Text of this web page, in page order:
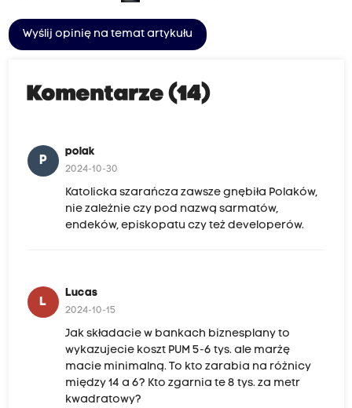
Wyślij opinię na temat artykułu
Komentarze (14)
P
polak
2024-10-30
Katolicka szarańcza zawsze gnębiła Polaków,
nie zależnie czy pod nazwą sarmatów,
endeków, episkopatu czy też developerów.
L
Lucas
2024-10-15
Jak składacie w bankach biznesplany to
wykazujecie koszt PUM 5-6 tys. ale marżę
macie minimalną. To kto zarabia na różnicy
między 14 a 6? Kto zgarnia te 8 tys. za metr
kwadratowy?